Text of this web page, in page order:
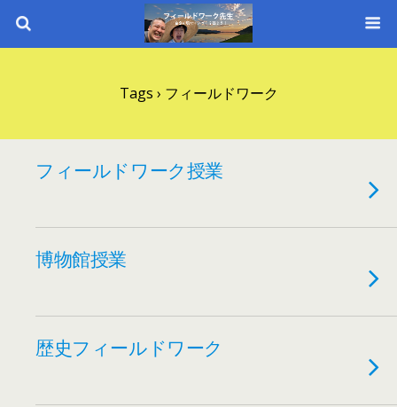
Tags › フィールドワーク
フィールドワーク授業
博物館授業
歴史フィールドワーク